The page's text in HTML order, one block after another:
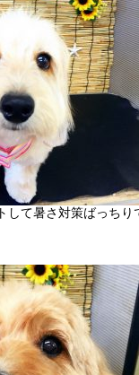
して暑さ対策ばっちり